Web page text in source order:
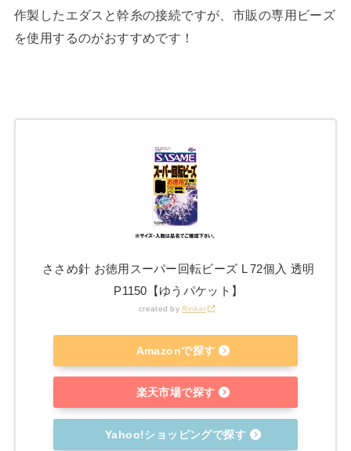
作製したエダスと幹糸の接続ですが、市販の専用ビーズ
を使用するのがおすすめです！
ささめ針 お徳用スーパー回転ビーズ L 72個入 透明
P1150【ゆうパケット】
created by Rinker
Amazonで探す
楽天市場で探す
Yahoo!ショッピングで探す